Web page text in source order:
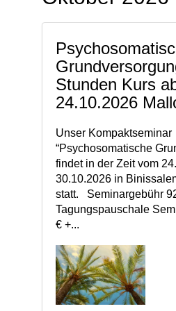
Stunden Kurs
24.10.2026
Unser Kompaktseminar
“Psychosomatische
findet in der Zeit vom
30.10.2026 in
statt. Seminargebühr
Tagungspauschale
€ +...